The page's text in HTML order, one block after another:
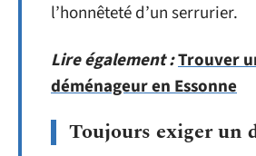
l’honnêteté d’un serrurier.
Lire également :Trouver
déménageur en Essonne
Toujours exiger un